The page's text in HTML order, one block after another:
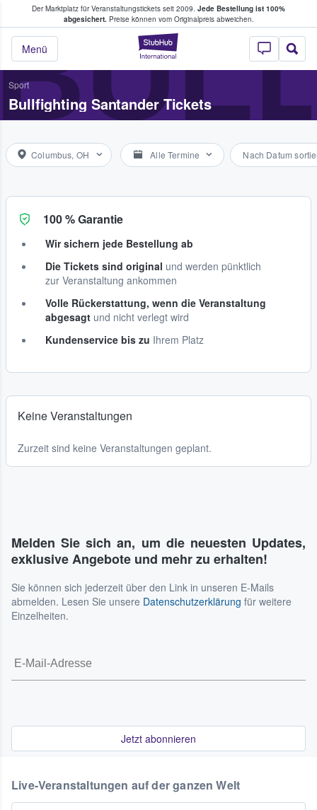
Der Marktplatz für Veranstaltungstickets seit 2009. Jede Bestellung ist 100%
abgesichert.Preise können vom Originalpreis abweichen.
StubHub - Wo
Menü
Tickets kaufen & verkaufen
Sport
Bullfighting Santander Tickets
Columbus, OH Alle Termine Nach Datum
100 % Garantie
Wir sichern jede Bestellung ab
Die Tickets sind original und werden pünktlich
zur Veranstaltung ankommen
Volle Rückerstattung, wenn die Veranstaltung
abgesagt und nicht verlegt wird
Kundenservice bis zu Ihrem Platz
Keine Veranstaltungen
Zurzeit sind keine Veranstaltungen geplant.
Melden Sie sich an, um die neuesten Updates,
exklusive Angebote und mehr zu erhalten!
Sie können sich jederzeit über den Link in unseren E-Mails
abmelden. Lesen Sie unsere Datenschutzerklärung für weitere
Einzelheiten.
Jetzt abonnieren
Live-Veranstaltungen auf der ganzen Welt